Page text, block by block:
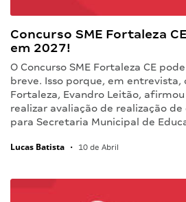
Concurso SME Fortaleza
em 2027!
O Concurso SME Fortaleza CE
breve. Isso porque, em
Fortaleza, Evandro Leitão,
realizar avaliação de realização de
para Secretaria Municipal de
Lucas Batista • 10 de Abril